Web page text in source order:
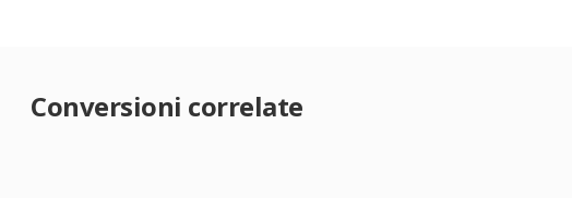
Conversioni correlate